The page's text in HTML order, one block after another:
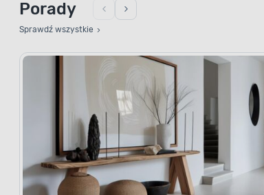
Porady
Sprawdź wszystkie